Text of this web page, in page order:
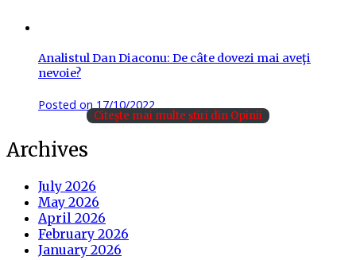
Analistul Dan Diaconu: De câte dovezi mai aveţi
nevoie?
Posted on 17/10/2022
Citește mai multe știri din Opinii
Archives
July 2026
May 2026
April 2026
February 2026
January 2026